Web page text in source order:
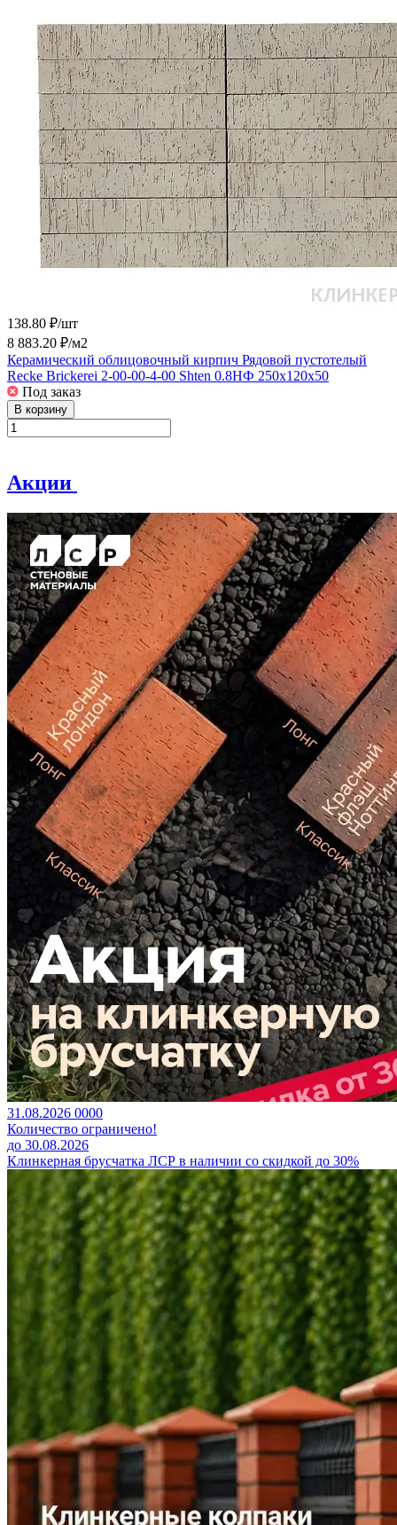
138.80 ₽/шт
8 883.20 ₽/м2
Керамический облицовочный кирпич Рядовой пустотелый
Recke Brickerei 2-00-00-4-00 Shten 0.8НФ 250x120x50
Под заказ
В корзину
Акции
31.08.2026 0000
Количество ограничено!
до 30.08.2026
Клинкерная брусчатка ЛСР в наличии со скидкой до 30%